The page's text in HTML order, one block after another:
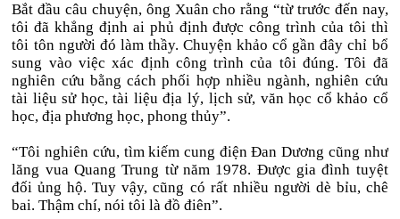
Bắt đầu câu chuyện, ông Xuân cho rằng “từ trước đến nay,
tôi đã khẳng định ai phủ định được công trình của tôi thì
tôi tôn người đó làm thầy. Chuyện khảo cổ gần đây chỉ bổ
sung vào việc xác định công trình của tôi đúng. Tôi đã
nghiên cứu bằng cách phối hợp nhiều ngành, nghiên cứu
tài liệu sử học, tài liệu địa lý, lịch sử, văn học cổ khảo cổ
học, địa phương học, phong thủy”.
“Tôi nghiên cứu, tìm kiếm cung điện Đan Dương cũng như
lăng vua Quang Trung từ năm 1978. Được gia đình tuyệt
đối ủng hộ. Tuy vậy, cũng có rất nhiều người dè bỉu, chê
bai. Thậm chí, nói tôi là đồ điên”.